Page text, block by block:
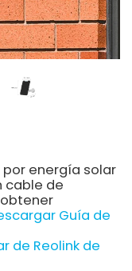
energía solar
cable de
Guía de
de Reolink de